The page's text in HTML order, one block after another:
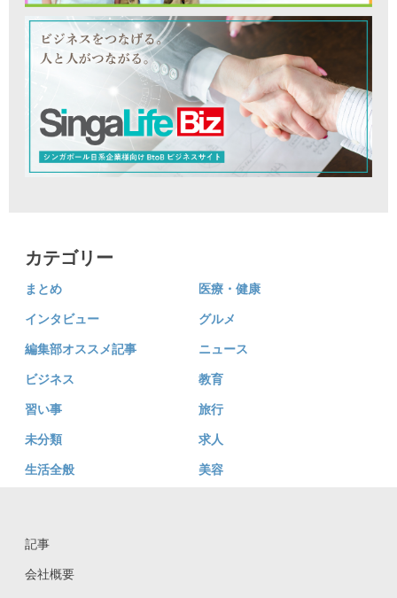
カテゴリー
まとめ 医療・健康
インタビュー グルメ
編集部オススメ記事 ニュース
ビジネス 教育
習い事 旅行
未分類 求人
生活全般 美容
記事
会社概要